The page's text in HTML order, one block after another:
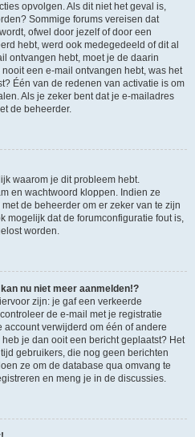
opvolgen. Als dit niet het geval is,
Sommige forums vereisen dat
ofwel door jezelf of door een
hebt, werd ook medegedeeld of dit al
ontvangen hebt, moet je de daarin
een e-mail ontvangen hebt, was het
Één van de redenen van activatie is om
Als je zeker bent dat je e-mailadres
de beheerder.
waarom je dit probleem hebt.
en wachtwoord kloppen. Indien ze
de beheerder om er zeker van te zijn
mogelijk dat de forumconfiguratie fout is,
worden.
nu niet meer aanmelden!?
zijn: je gaf een verkeerde
de e-mail met je registratie
verwijderd om één of andere
je dan ooit een bericht geplaatst? Het
gebruikers, die nog geen berichten
ze om de database qua omvang te
en meng je in de discussies.